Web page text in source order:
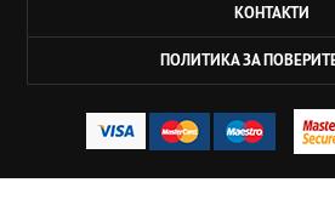
КОНТАКТИ
ПОЛИТИКА ЗА